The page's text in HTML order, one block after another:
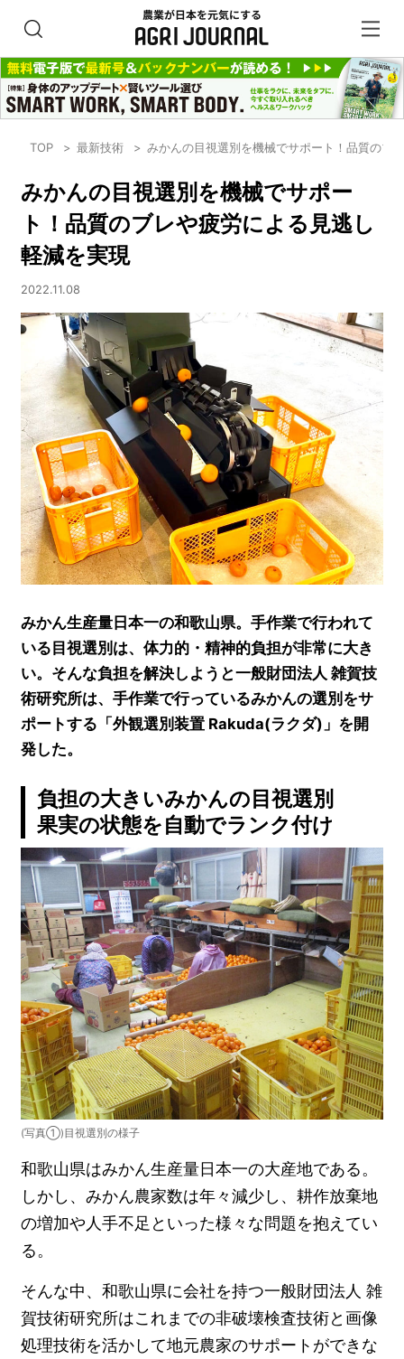
TOP 最新技術 みかんの目視選別を機械でサポート！品質のブ
みかんの目視選別を機械でサポー
ト！品質のブレや疲労による見逃し
軽減を実現
2022.11.08
みかん生産量日本一の和歌山県。手作業で行われて
いる目視選別は、体力的・精神的負担が非常に大き
い。そんな負担を解決しようと一般財団法人 雑賀技
術研究所は、手作業で行っているみかんの選別をサ
ポートする「外観選別装置 Rakuda(ラクダ)」を開
発した。
負担の大きいみかんの目視選別
果実の状態を自動でランク付け
(写真①)目視選別の様子
和歌山県はみかん生産量日本一の大産地である。
しかし、みかん農家数は年々減少し、耕作放棄地
の増加や人手不足といった様々な問題を抱えてい
る。
そんな中、和歌山県に会社を持つ一般財団法人 雑
賀技術研究所はこれまでの非破壊検査技術と画像
処理技術を活かして地元農家のサポートができな